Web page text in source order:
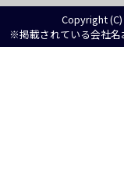
Copyright
※掲載されている会社名